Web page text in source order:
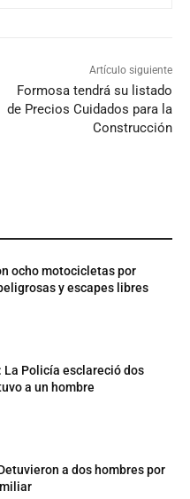
Artículo siguiente
Formosa tendrá su listado
de Precios Cuidados para la
Construcción
ocho motocicletas por
y escapes libres
La Policía esclareció dos
a un hombre
a dos hombres por